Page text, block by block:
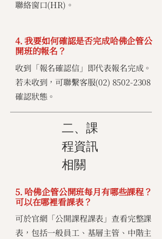
聯絡窗口(HR)。
4. 我要如何確認是否完成哈佛企管公
開班的報名？
收到「報名確認信」即代表報名完成。
若未收到，可聯繫客服(02) 8502-2308
確認狀態。
二、課
程資訊
相關
5. 哈佛企管公開班每月有哪些課程？
可以在哪裡看課表？
可於官網「公開課程課表」查看完整課
表，包括一般員工、基層主管、中階主